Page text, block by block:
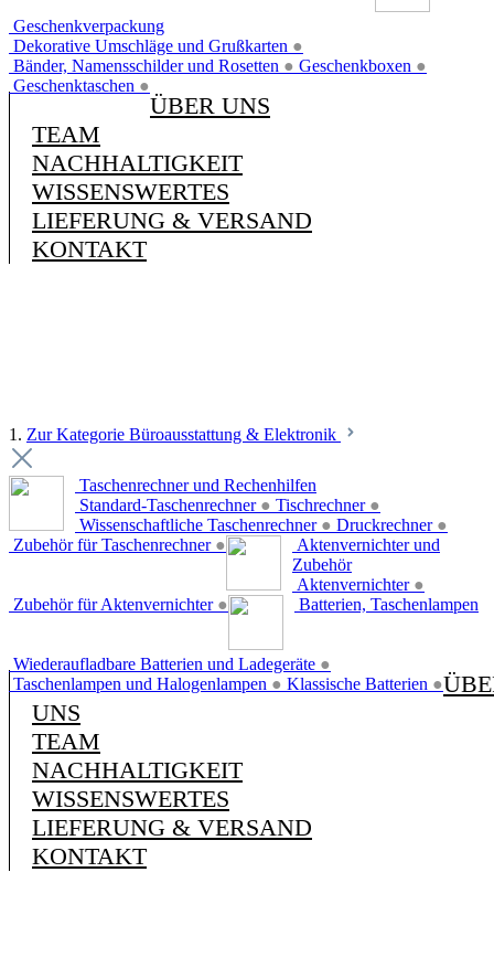
Geschenkverpackung
Dekorative Umschläge und Grußkarten ●
Bänder, Namensschilder und Rosetten ● Geschenkboxen ●
Geschenktaschen ●
ÜBER UNS
TEAM
NACHHALTIGKEIT
WISSENSWERTES
LIEFERUNG & VERSAND
KONTAKT
1. Zur Kategorie Büroausstattung & Elektronik
Taschenrechner und Rechenhilfen
Standard-Taschenrechner ● Tischrechner ●
Wissenschaftliche Taschenrechner ● Druckrechner ●
Zubehör für Taschenrechner ●
Aktenvernichter und
Zubehör
Aktenvernichter ●
Zubehör für Aktenvernichter ● Batterien, Taschenlampen
Wiederaufladbare Batterien und Ladegeräte ●
Taschenlampen und Halogenlampen ● Klassische Batterien ●
UNS
TEAM
NACHHALTIGKEIT
WISSENSWERTES
LIEFERUNG & VERSAND
KONTAKT